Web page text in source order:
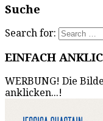
Suche
Search for:
EINFACH
WERBUNG! Die
anklicken...!